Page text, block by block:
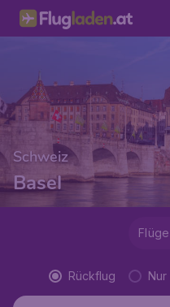
Schweiz
Basel
Rückflug Nur